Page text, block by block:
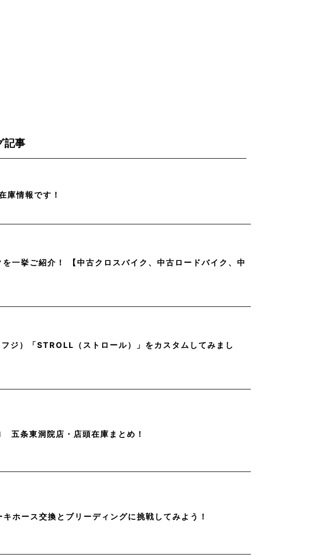
記事
庫情報です！
一挙ご紹介！ 【中古クロスバイク、中古ロードバイク、中
ジ）「STROLL（ストロール）」をカスタムしてみまし
五条東洞院店・店頭在庫まとめ！
ホース交換とブリーディングに挑戦してみよう！